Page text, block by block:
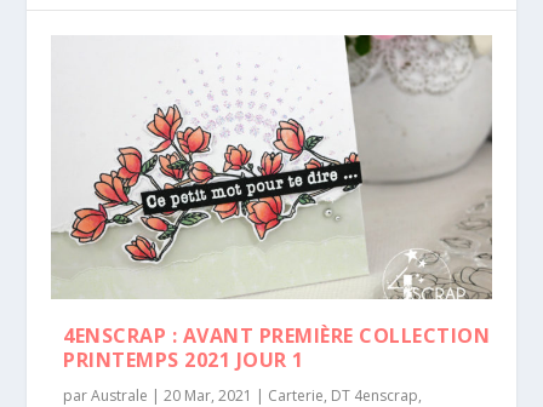
4ENSCRAP : AVANT PREMIÈRE COLLECTION
PRINTEMPS 2021 JOUR 1
parAustrale |20 Mar, 2021 | Carterie, DT 4enscrap,